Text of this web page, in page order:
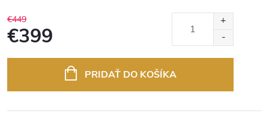
€449
€399
PRIDAŤ DO KOŠÍKA